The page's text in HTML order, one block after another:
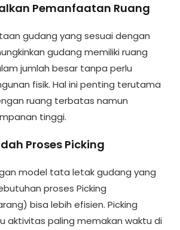
Pemanfaatan Ruang
gudang yang sesuai dengan
gudang memiliki ruang
jumlah besar tanpa perlu
fisik. Hal ini penting terutama
ruang terbatas namun
tinggi.
Proses Picking
model tata letak gudang yang
proses Picking
bisa lebih efisien. Picking
aktivitas paling memakan waktu di